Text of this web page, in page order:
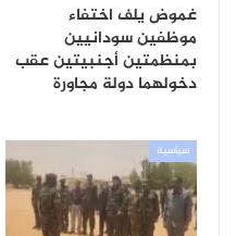
غموض يلف اختفاء
موظفين سودانيين
بمنظمتين أجنبيتين عقب
دخولهما دولة مجاورة
سياسية